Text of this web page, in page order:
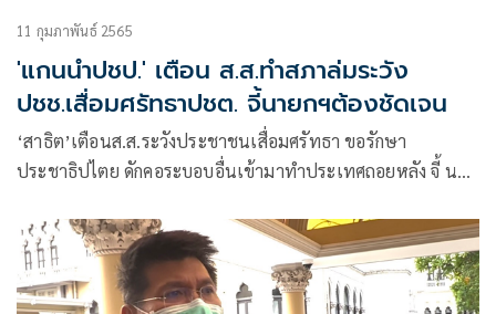
11 กุมภาพันธ์ 2565
'แกนนำปชป.' เตือน ส.ส.ทำสภาล่มระวัง
ปชช.เสื่อมศรัทธาปชต. จี้นายกฯต้องชัดเจน
‘สาธิต’เตือนส.ส.ระวังประชาชนเสื่อมศรัทธา ขอรักษา
ประชาธิปไตย ดักคอระบอบอื่นเข้ามาทำประเทศถอยหลัง จี้ นา